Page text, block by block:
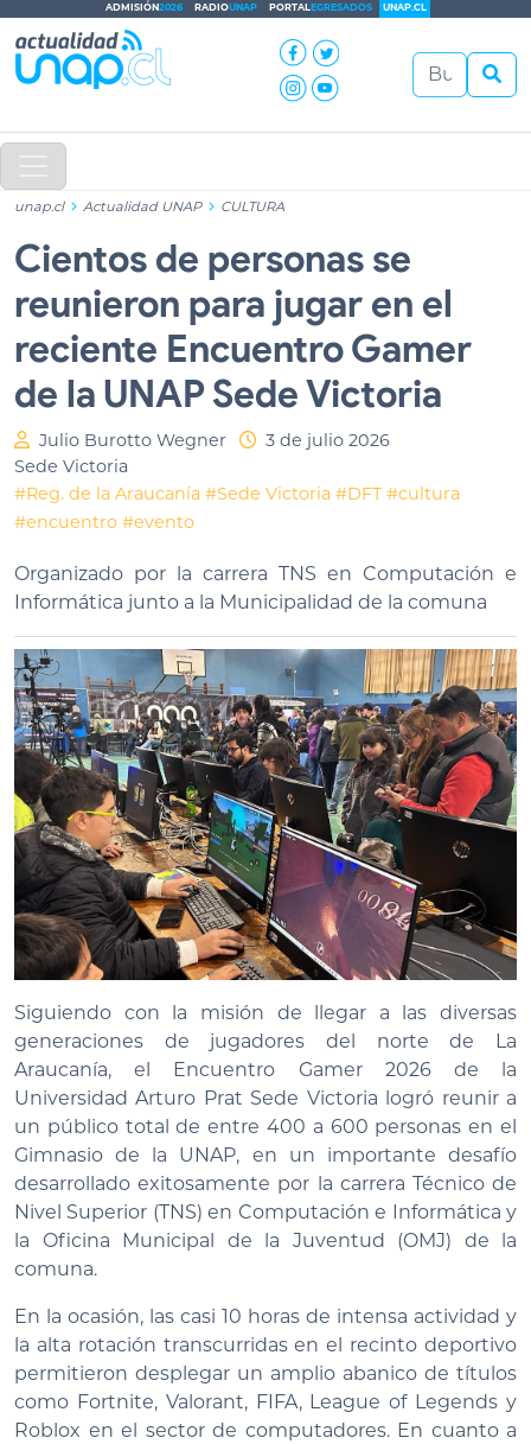
ADMISIÓN2026 RADIOUNAP PORTALEGRESADOS UNAP.CL
unap.cl Actualidad UNAP CULTURA
Cientos de personas se
reunieron para jugar en el
reciente Encuentro Gamer
de la UNAP Sede Victoria
Julio Burotto Wegner
3 de julio 2026
Sede Victoria
#Reg. de la Araucanía #Sede Victoria #DFT #cultura
#encuentro #evento
Organizado por la carrera TNS en Computación e
Informática junto a la Municipalidad de la comuna
Siguiendo con la misión de llegar a las diversas
generaciones de jugadores del norte de La
Araucanía, el Encuentro Gamer 2026 de la
Universidad Arturo Prat Sede Victoria logró reunir a
un público total de entre 400 a 600 personas en el
Gimnasio de la UNAP, en un importante desafío
desarrollado exitosamente por la carrera Técnico de
Nivel Superior (TNS) en Computación e Informática y
la Oficina Municipal de la Juventud (OMJ) de la
comuna.
En la ocasión, las casi 10 horas de intensa actividad y
la alta rotación transcurridas en el recinto deportivo
permitieron desplegar un amplio abanico de títulos
como Fortnite, Valorant, FIFA, League of Legends y
Roblox en el sector de computadores. En cuanto a